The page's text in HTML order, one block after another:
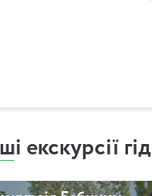
екскурсії